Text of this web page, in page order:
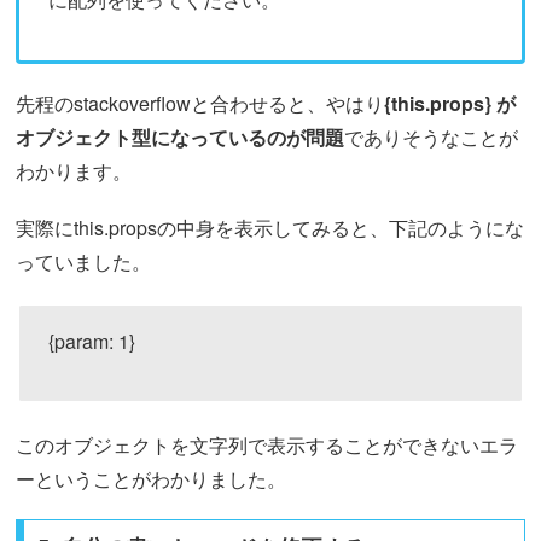
先程のstackoverflowと合わせると、やはり{this.props} が
オブジェクト型になっているのが問題でありそうなことが
わかります。
実際にthis.propsの中身を表示してみると、下記のようにな
っていました。
{param: 1}
このオブジェクトを文字列で表示することができないエラ
ーということがわかりました。